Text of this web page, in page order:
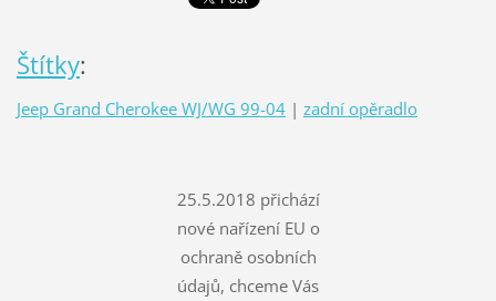
Štítky:
Jeep Grand Cherokee WJ/WG 99-04 | zadní opěradlo
25.5.2018 přichází
nové nařízení EU o
ochraně osobních
údajů, chceme Vás